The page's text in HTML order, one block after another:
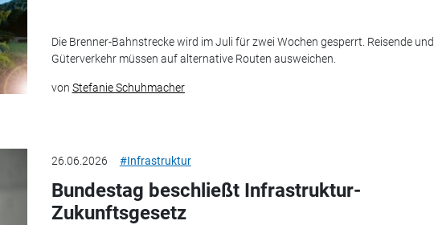
Die Brenner-Bahnstrecke wird im Juli für zwei Wochen gesperrt. Reisende und
Güterverkehr müssen auf alternative Routen ausweichen.
von Stefanie Schuhmacher
26.06.2026 #Infrastruktur
Bundestag beschließt Infrastruktur-
Zukunftsgesetz